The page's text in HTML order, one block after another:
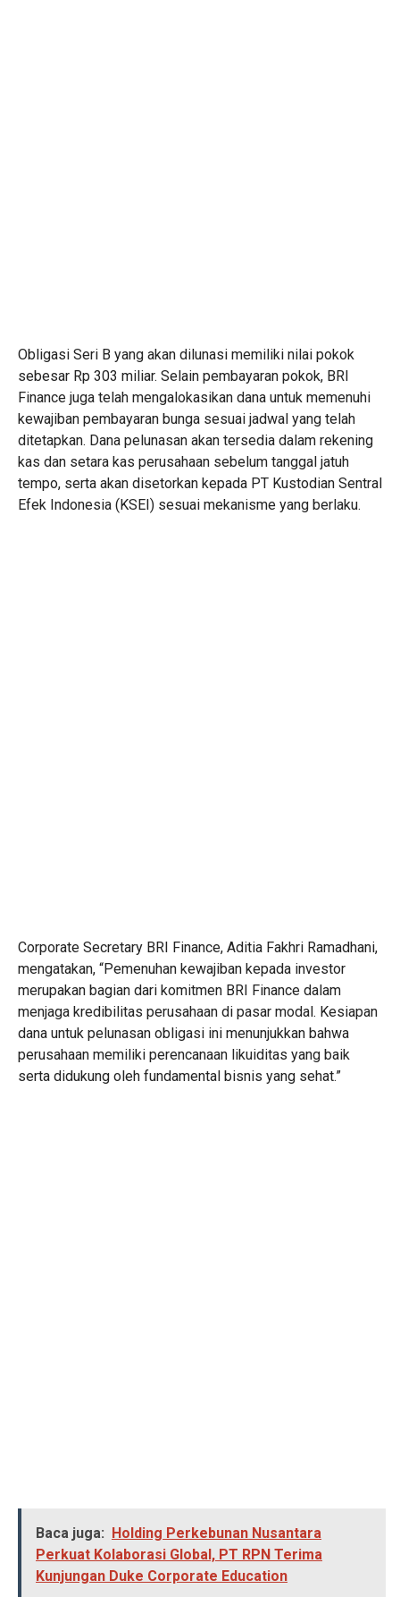
Obligasi Seri B yang akan dilunasi memiliki nilai pokok
sebesar Rp 303 miliar. Selain pembayaran pokok, BRI
Finance juga telah mengalokasikan dana untuk memenuhi
kewajiban pembayaran bunga sesuai jadwal yang telah
ditetapkan. Dana pelunasan akan tersedia dalam rekening
kas dan setara kas perusahaan sebelum tanggal jatuh
tempo, serta akan disetorkan kepada PT Kustodian Sentral
Efek Indonesia (KSEI) sesuai mekanisme yang berlaku.
Corporate Secretary BRI Finance, Aditia Fakhri Ramadhani,
mengatakan, “Pemenuhan kewajiban kepada investor
merupakan bagian dari komitmen BRI Finance dalam
menjaga kredibilitas perusahaan di pasar modal. Kesiapan
dana untuk pelunasan obligasi ini menunjukkan bahwa
perusahaan memiliki perencanaan likuiditas yang baik
serta didukung oleh fundamental bisnis yang sehat.”
Baca juga: Holding Perkebunan Nusantara
Perkuat Kolaborasi Global, PT RPN Terima
Kunjungan Duke Corporate Education